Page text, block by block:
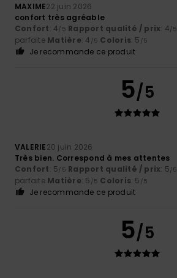
MAXIME22 juin 2026
confort très agréable
Confort: 4/5 Rapport qualité / prix: 4/5
parfaite Matière: 4 /5 Coloris: 5 /5
Je recommande ce produit
5/5
VALERIE20 juin 2026
Très bien. Correspond à mes attentes
Confort: 5/5 Rapport qualité / prix: 5/5
parfaite Matière: 5 /5 Coloris: 5 /5
Je recommande ce produit
5/5